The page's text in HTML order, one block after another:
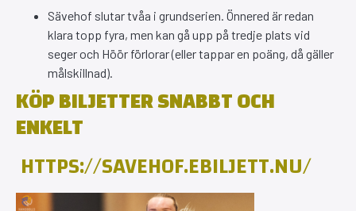
Sävehof slutar tvåa i grundserien. Önnered är redan
klara topp fyra, men kan gå upp på tredje plats vid
seger och Höör förlorar (eller tappar en poäng, då gäller
målskillnad).
KÖP BILJETTER SNABBT OCH
ENKELT
HTTPS://SAVEHOF.EBILJETT.NU/